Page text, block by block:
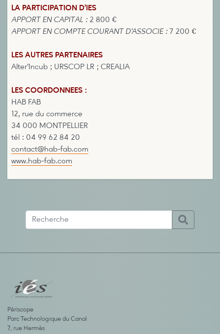
LA PARTICIPATION D’IES
APPORT EN CAPITAL : 2 800 €
APPORT EN COMPTE COURANT D’ASSOCIE : 7 200 €
LES AUTRES PARTENAIRES
Alter’Incub ; URSCOP LR ; CREALIA
LES COORDONNEES :
HAB FAB
12, rue du commerce
34 000 MONTPELLIER
tél : 04 99 62 84 20
contact@hab-fab.com
www.hab-fab.com
Périscope
Parc Technologique du Canal
7, rue Hermès